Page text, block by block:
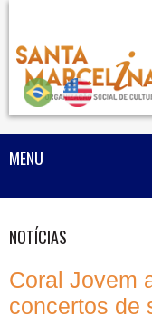
MENU
NOTÍCIAS
Coral Jovem
concertos de